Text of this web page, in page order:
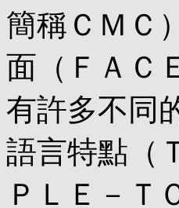
簡稱ＣＭＣ
面（ＦＡＣ
有許多不同
語言特點（
ＰＬＥ－Ｔ